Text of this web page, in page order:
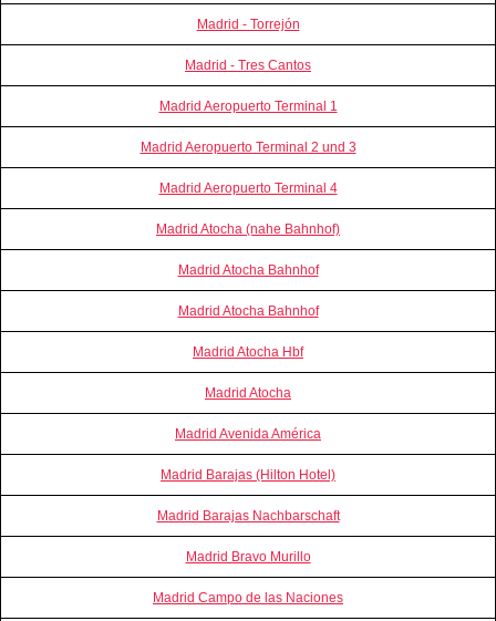
Madrid - Torrejón
Madrid - Tres Cantos
Madrid Aeropuerto Terminal 1
Madrid Aeropuerto Terminal 2 und 3
Madrid Aeropuerto Terminal 4
Madrid Atocha (nahe Bahnhof)
Madrid Atocha Bahnhof
Madrid Atocha Bahnhof
Madrid Atocha Hbf
Madrid Atocha
Madrid Avenida América
Madrid Barajas (Hilton Hotel)
Madrid Barajas Nachbarschaft
Madrid Bravo Murillo
Madrid Campo de las Naciones